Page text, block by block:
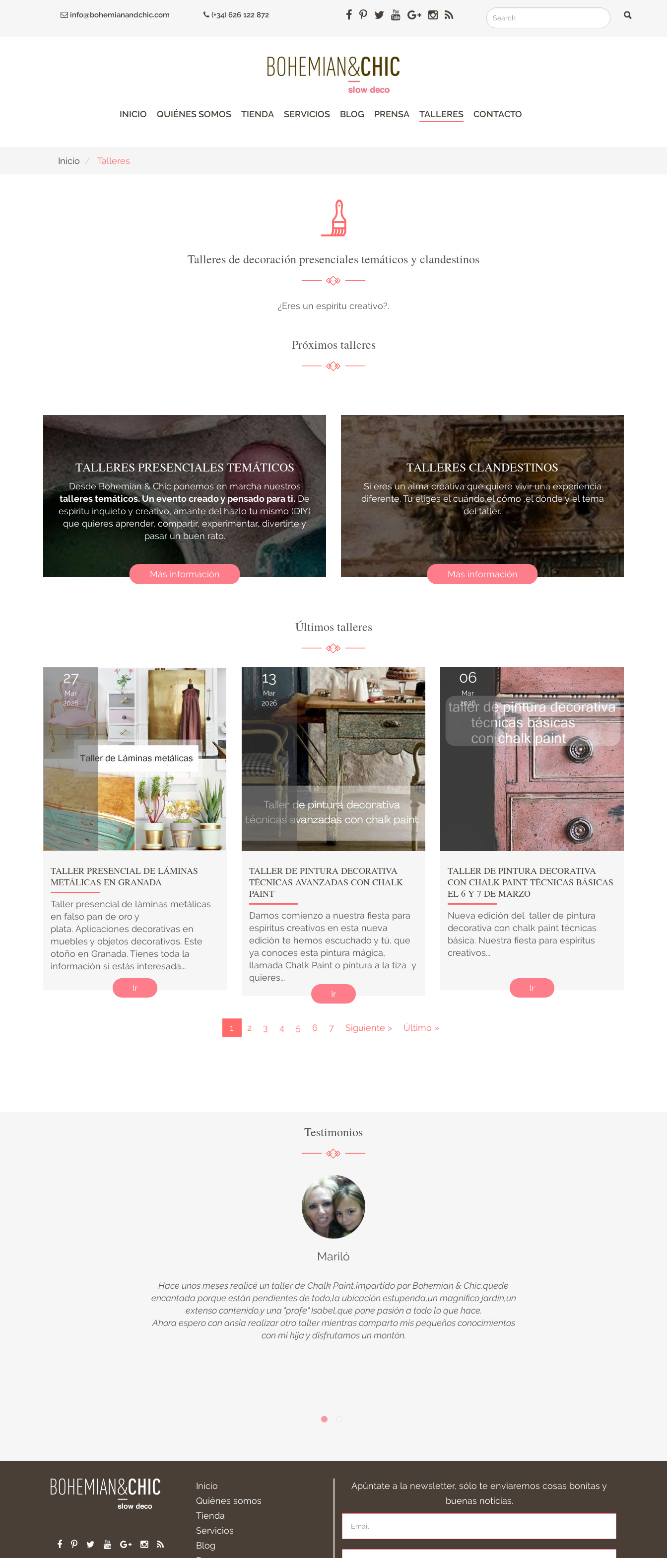
info@bohemianandchic.com (+34) 626 122 872
Search
Search
Search
INICIO QUIÉNES SOMOS TIENDA SERVICIOS BLOG PRENSA TALLERES CONTACTO
Inicio Talleres
Talleres de decoración presenciales temáticos y clandestinos
¿Eres un espíritu creativo?.
Próximos talleres
TALLERES PRESENCIALES TEMÁTICOS
Desde Bohemian & Chic ponemos en marcha nuestros
talleres temáticos. Un evento creado y pensado para ti.De
espíritu inquieto y creativo, amante del hazlo tu mismo (DIY)
que quieres aprender, compartir, experimentar, divertirte y
pasar un buen rato.
Más información
TALLERES CLANDESTINOS
Si eres un alma creativa que quiere vivir una experiencia
diferente. Tu eliges el cuándo,el cómo ,el dónde y el tema
del taller.
Más información
Últimos talleres
27
Mar
2026
TALLER PRESENCIAL DE LÁMINAS
METÁLICAS EN GRANADA
Taller presencial de láminas metálicas
en falso pan de oro y
plata. Aplicaciones decorativas en
muebles y objetos decorativos. Este
otoño en Granada. Tienes toda la
información si estás interesada...
Ir
13
Mar
2026
TALLER DE PINTURA DECORATIVA
TÉCNICAS AVANZADAS CON CHALK
PAINT
Damos comienzo a nuestra fiesta para
espíritus creativos en esta nueva
edición te hemos escuchado y tú, que
ya conoces esta pintura mágica,
llamada Chalk Paint o pintura a la tiza y
quieres...
Ir
06
Mar
2026
TALLER DE PINTURA DECORATIVA
CON CHALK PAINT TÉCNICAS BÁSICAS
EL 6 Y 7 DE MARZO
Nueva edición del taller de pintura
decorativa con chalk paint técnicas
básica. Nuestra fiesta para espíritus
creativos...
Ir
Página
actual
1 Page
2 Page
3 Page
4 Page
5 Page
6 Page
7
Página
Siguiente >
Última
Último »
Testimonios
Mariló
Hace unos meses realicé un taller de Chalk Paint,impartido por Bohemian & Chic,quede
encantada porque están pendientes de todo,la ubicación estupenda,un magnifico jardín,un
extenso contenido,y una "profe" Isabel,que pone pasión a todo lo que hace.
Ahora espero con ansia realizar otro taller mientras comparto mis pequeños conocimientos
con mi hija y disfrutamos un montón.
Inicio
Quiénes somos
Tienda
Servicios
Blog
Apúntate a la newsletter, sólo te enviaremos cosas bonitas y
buenas noticias.